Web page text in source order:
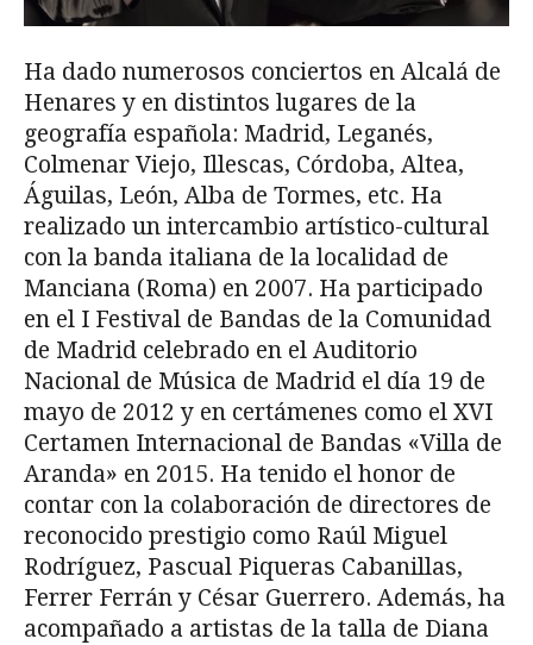
Ha dado numerosos conciertos en Alcalá de
Henares y en distintos lugares de la
geografía española: Madrid, Leganés,
Colmenar Viejo, Illescas, Córdoba, Altea,
Águilas, León, Alba de Tormes, etc. Ha
realizado un intercambio artístico-cultural
con la banda italiana de la localidad de
Manciana (Roma) en 2007. Ha participado
en el I Festival de Bandas de la Comunidad
de Madrid celebrado en el Auditorio
Nacional de Música de Madrid el día 19 de
mayo de 2012 y en certámenes como el XVI
Certamen Internacional de Bandas «Villa de
Aranda» en 2015. Ha tenido el honor de
contar con la colaboración de directores de
reconocido prestigio como Raúl Miguel
Rodríguez, Pascual Piqueras Cabanillas,
Ferrer Ferrán y César Guerrero. Además, ha
acompañado a artistas de la talla de Diana